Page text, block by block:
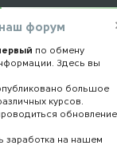
связь
форум
по обмену
Здесь вы
большое
курсов.
обновление
заработка на нашем